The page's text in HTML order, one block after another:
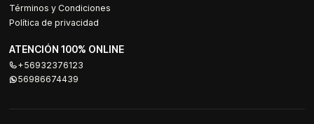
Términos y Condiciones
Política de privacidad
ATENCIÓN 100% ONLINE
+56932376123
56986674439